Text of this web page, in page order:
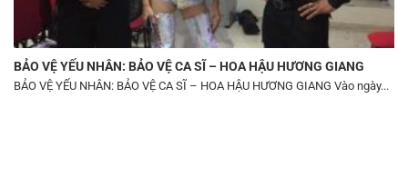
BẢO VỆ YẾU NHÂN: BẢO VỆ CA SĨ – HOA HẬU HƯƠNG GIANG
BẢO VỆ YẾU NHÂN: BẢO VỆ CA SĨ – HOA HẬU HƯƠNG GIANG Vào ngày...